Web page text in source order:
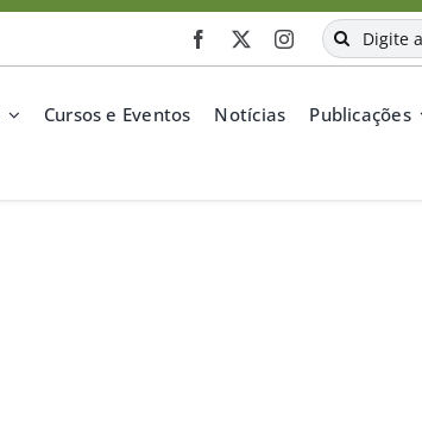
Buscar
resultados
Cursos e Eventos Notícias Publicações